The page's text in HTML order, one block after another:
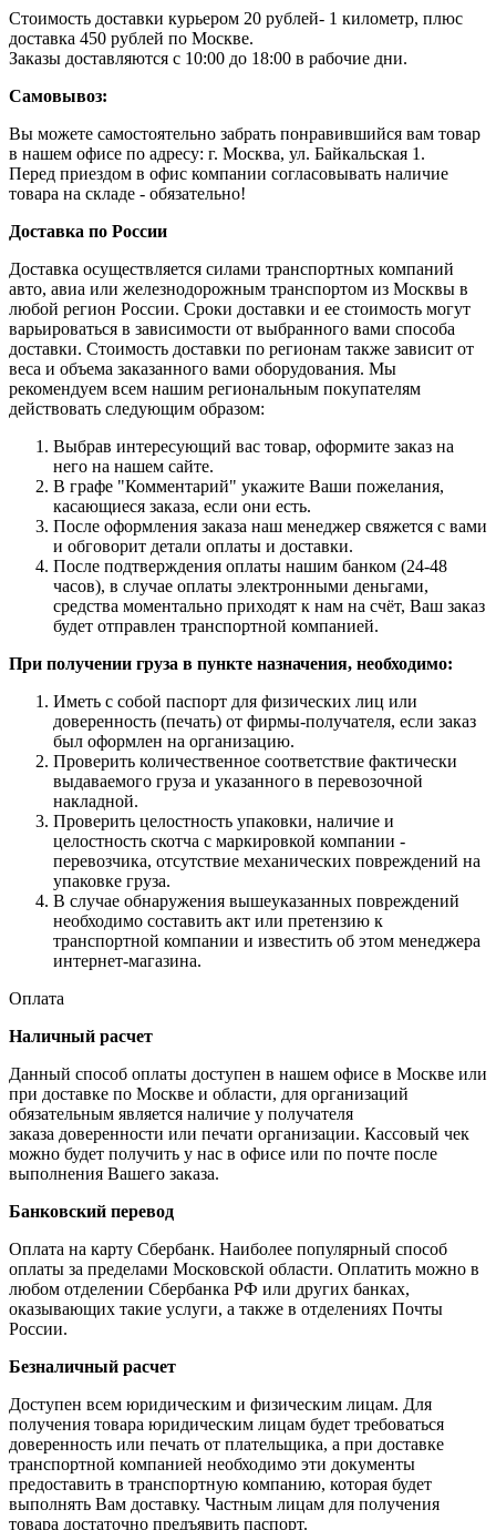
Стоимость доставки курьером 20 рублей- 1 километр, плюс
доставка 450 рублей по Москве.
Заказы доставляются с 10:00 до 18:00 в рабочие дни.
Самовывоз:
Вы можете самостоятельно забрать понравившийся вам товар
в нашем офисе по адресу: г. Москва, ул. Байкальская 1.
Перед приездом в офис компании согласовывать наличие
товара на складе - обязательно!
Доставка по России
Доставка осуществляется силами транспортных компаний
авто, авиа или железнодорожным транспортом из Москвы в
любой регион России. Сроки доставки и ее стоимость могут
варьироваться в зависимости от выбранного вами способа
доставки. Стоимость доставки по регионам также зависит от
веса и объема заказанного вами оборудования. Мы
рекомендуем всем нашим региональным покупателям
действовать следующим образом:
Выбрав интересующий вас товар, оформите заказ на
него на нашем сайте.
В графе "Комментарий" укажите Ваши пожелания,
касающиеся заказа, если они есть.
После оформления заказа наш менеджер свяжется с вами
и обговорит детали оплаты и доставки.
После подтверждения оплаты нашим банком (24-48
часов), в случае оплаты электронными деньгами,
средства моментально приходят к нам на счёт, Ваш заказ
будет отправлен транспортной компанией.
При получении груза в пункте назначения, необходимо:
Иметь с собой паспорт для физических лиц или
доверенность (печать) от фирмы-получателя, если заказ
был оформлен на организацию.
Проверить количественное соответствие фактически
выдаваемого груза и указанного в перевозочной
накладной.
Проверить целостность упаковки, наличие и
целостность скотча с маркировкой компании -
перевозчика, отсутствие механических повреждений на
упаковке груза.
В случае обнаружения вышеуказанных повреждений
необходимо составить акт или претензию к
транспортной компании и известить об этом менеджера
интернет-магазина.
Оплата
Наличный расчет
Данный способ оплаты доступен в нашем офисе в Москве или
при доставке по Москве и области, для организаций
обязательным является наличие у получателя
заказа доверенности или печати организации. Кассовый чек
можно будет получить у нас в офисе или по почте после
выполнения Вашего заказа.
Банковский перевод
Оплата на карту Сбербанк. Наиболее популярный способ
оплаты за пределами Московской области. Оплатить можно в
любом отделении Сбербанка РФ или других банках,
оказывающих такие услуги, а также в отделениях Почты
России.
Безналичный расчет
Доступен всем юридическим и физическим лицам. Для
получения товара юридическим лицам будет требоваться
доверенность или печать от плательщика, а при доставке
транспортной компанией необходимо эти документы
предоставить в транспортную компанию, которая будет
выполнять Вам доставку. Частным лицам для получения
товара достаточно предъявить паспорт.